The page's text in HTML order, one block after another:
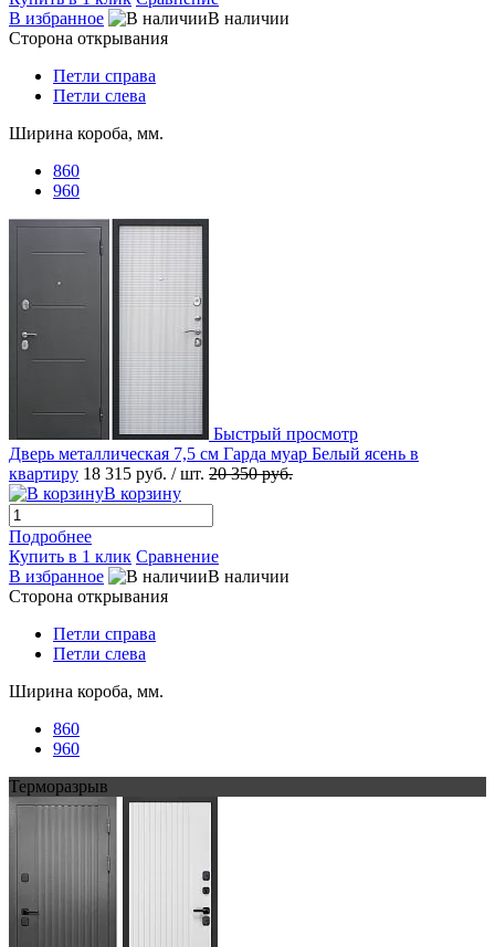
В избранное
В наличии
Сторона открывания
Петли справа
Петли слева
Ширина короба, мм.
860
960
Быстрый просмотр
Дверь металлическая 7,5 см Гарда муар Белый ясень в
квартиру 18 315 руб. / шт. 20 350 руб.
В корзину
Подробнее
Купить в 1 клик Сравнение
В избранное
В наличии
Сторона открывания
Петли справа
Петли слева
Ширина короба, мм.
860
960
Терморазрыв